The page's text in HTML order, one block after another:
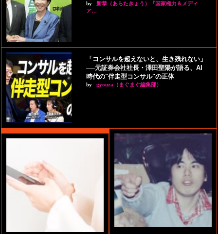
by
新恭（あらたきょう）『国家権力＆メディ
ア…
「コンサルを超えないと、生き残れない」
──元証券会社社長・澤田聖陽が語る、AI
時代の"伴走型コンサル"の正体
by gyouza（まぐまぐ編集部）